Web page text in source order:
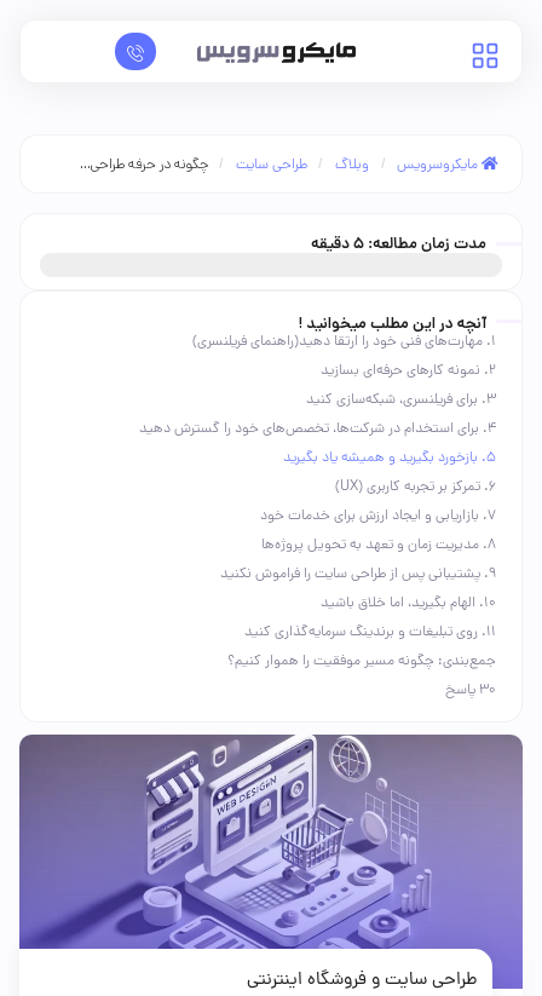
مایکروسرویس / وبلاگ / طراحی سایت / چگونه در حرفه طراحی...
مدت زمان مطالعه:5دقیقه
آنچه در این مطلب میخوانید !
۱. مهارت‌های فنی خود را ارتقا دهید(راهنمای فریلنسری)
۲. نمونه کارهای حرفه‌ای بسازید
۳. برای فریلنسری، شبکه‌سازی کنید
۴. برای استخدام در شرکت‌ها، تخصص‌های خود را گسترش دهید
۵. بازخورد بگیرید و همیشه یاد بگیرید
۶. تمرکز بر تجربه کاربری (UX)
۷. بازاریابی و ایجاد ارزش برای خدمات خود
۸. مدیریت زمان و تعهد به تحویل پروژه‌ها
۹. پشتیبانی پس از طراحی سایت را فراموش نکنید
۱۰. الهام بگیرید، اما خلاق باشید
۱۱. روی تبلیغات و برندینگ سرمایه‌گذاری کنید
جمع‌بندی: چگونه مسیر موفقیت را هموار کنیم؟
30 پاسخ
طراحی سایت و فروشگاه اینترنتی